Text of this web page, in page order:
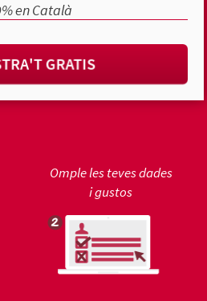
en Català
GRATIS
Omple les teves dades
i gustos